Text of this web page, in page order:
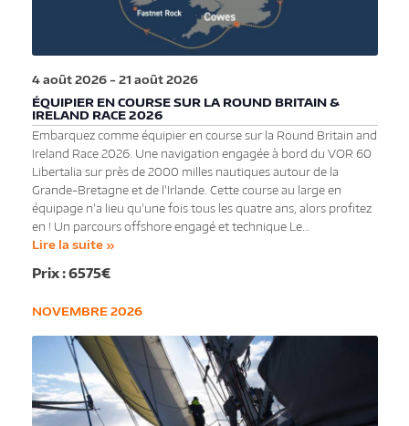
ÉQUIPIER EN COURSE SUR LA ROUND BRITAIN &
IRELAND RACE 2026
4 août 2026-21 août 2026
Embarquez comme équipier en course sur la Round Britain and
Ireland Race 2026. Une navigation engagée à bord du VOR 60
Libertalia sur près de 2000 milles nautiques autour de la
Grande-Bretagne et de l'Irlande. Cette course au large en
équipage n'a lieu qu'une fois tous les quatre ans, alors profitez
en ! Un parcours offshore engagé et technique Le…
Lire la suite »
6575€
NOVEMBRE 2026